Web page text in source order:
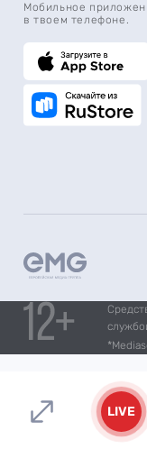
Мобильное
в твоем телефоне.
LIVE